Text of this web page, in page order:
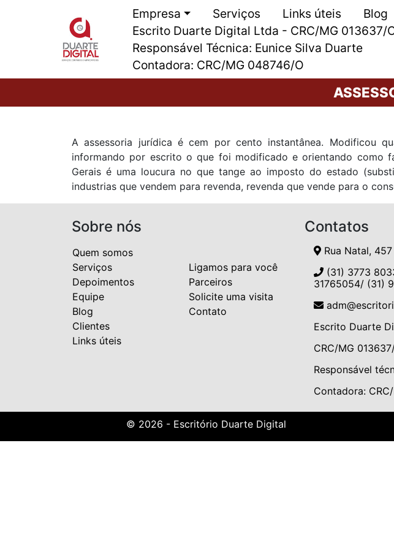
Empresa Serviços Links úteis Blog
Escrito Duarte Digital Ltda - CRC/MG 013637/
Responsável Técnica: Eunice Silva Duarte
Contadora: CRC/MG 048746/O
A assessoria jurídica é cem por cento instantânea. Modificou
informando por escrito o que foi modificado e orientando como
Gerais é uma loucura no que tange ao imposto do estado
industrias que vendem para revenda, revenda que vende para o
Sobre nós
Quem somos
Serviços
Depoimentos
Equipe
Blog
Clientes
Links úteis
Ligamos para você
Parceiros
Solicite uma visita
Contato
Contatos
Rua Natal,
(31) 3773
31765054/ (31)
Escrito Duarte
CRC/MG
Responsável
Contadora:
© 2026 - Escritório Duarte Digital